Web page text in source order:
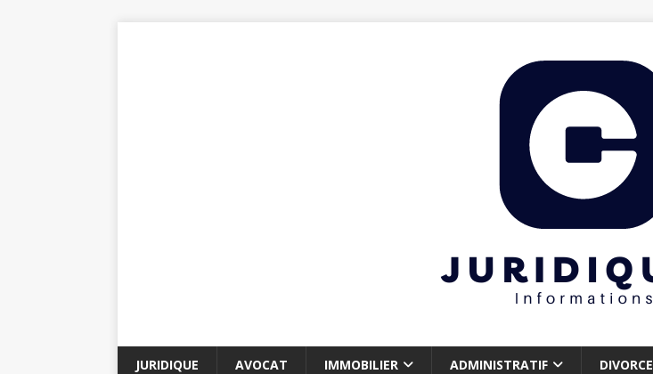
JURIDIQUE AVOCAT IMMOBILIER ADMINISTRATIF DIVORCE